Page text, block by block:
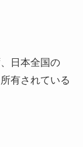
日本全国の
有されている